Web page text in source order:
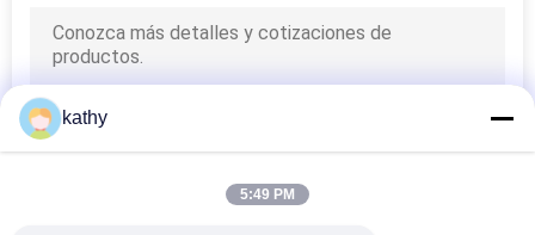
Tela colorida do
bordado
kathy
5:49 PM